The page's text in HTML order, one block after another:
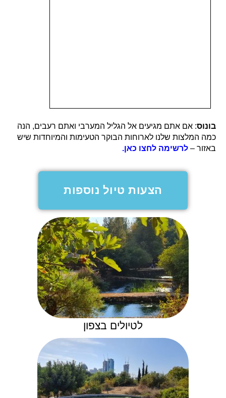
בונוס: אם אתם מגיעים אל הגליל המערבי ואתם רעבים, הנה
כמה המלצות שלנו לארוחות הבוקר הטעימות והמיוחדות שיש
באזור – לרשימה לחצו כאן.
הצעות טיול נוספות
לטיולים בצפון